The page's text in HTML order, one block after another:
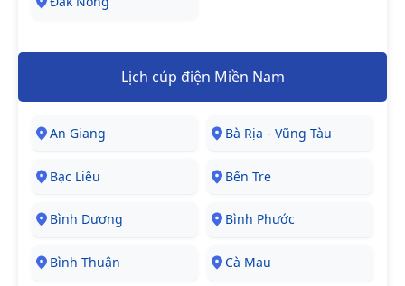
Lịch cúp điện Miền Nam
An Giang Bà Rịa - Vũng Tàu
Bạc Liêu Bến Tre
Bình Dương Bình Phước
Bình Thuận Cà Mau